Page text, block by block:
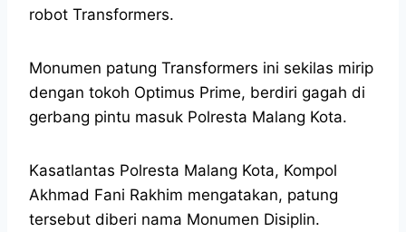
robot Transformers.
Monumen patung Transformers ini sekilas mirip
dengan tokoh Optimus Prime, berdiri gagah di
gerbang pintu masuk Polresta Malang Kota.
Kasatlantas Polresta Malang Kota, Kompol
Akhmad Fani Rakhim mengatakan, patung
tersebut diberi nama Monumen Disiplin.